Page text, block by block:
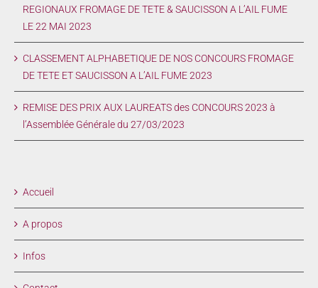
REGIONAUX FROMAGE DE TETE & SAUCISSON A L’AIL FUME
LE 22 MAI 2023
CLASSEMENT ALPHABETIQUE DE NOS CONCOURS FROMAGE
DE TETE ET SAUCISSON A L’AIL FUME 2023
REMISE DES PRIX AUX LAUREATS des CONCOURS 2023 à
l’Assemblée Générale du 27/03/2023
Accueil
A propos
Infos